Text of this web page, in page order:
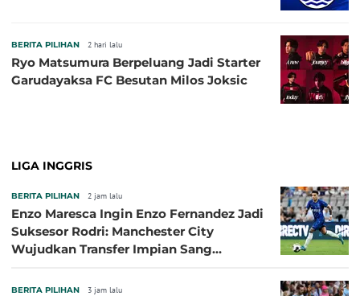
BERITA PILIHAN 2 hari lalu
Ryo Matsumura Berpeluang Jadi Starter
Garudayaksa FC Besutan Milos Joksic
LIGA INGGRIS
BERITA PILIHAN 2 jam lalu
Enzo Maresca Ingin Enzo Fernandez Jadi
Suksesor Rodri: Manchester City
Wujudkan Transfer Impian Sang
BERITA PILIHAN 3 jam lalu